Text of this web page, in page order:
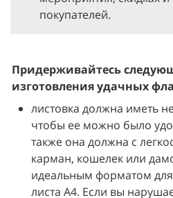
покупателей.
Придерживайтесь
изготовления удачных
листовка должна иметь
чтобы ее можно было
также она должна с
карман, кошелек или
идеальным форматом
листа A4. Если вы